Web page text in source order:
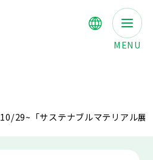
MENU
10/29~「サステナブルマテリアル展